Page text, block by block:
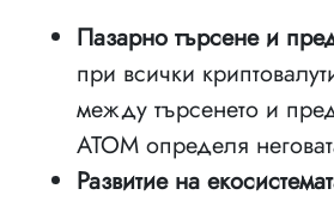
Пазарно търсене и
при всички
между търсенето и
ATOM определя
Развитие на